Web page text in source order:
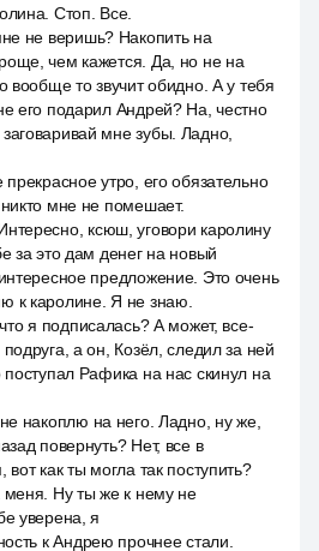
Стоп. Все.
не веришь? Накопить на
чем кажется. Да, но не на
вообще то звучит обидно. А у тебя
его подарил Андрей? На, честно
мне зубы. Ладно,
утро, его обязательно
мне не помешает.
ксюш, уговори каролину
за это дам денег на новый
предложение. Это очень
к каролине. Я не знаю.
я подписалась? А может, все-
а он, Козёл, следил за ней
поступал Рафика на нас скинул на
накоплю на него. Ладно, ну же,
повернуть? Нет, все в
как ты могла так поступить?
меня. Ну ты же к нему не
уверена, я
к Андрею прочнее стали.